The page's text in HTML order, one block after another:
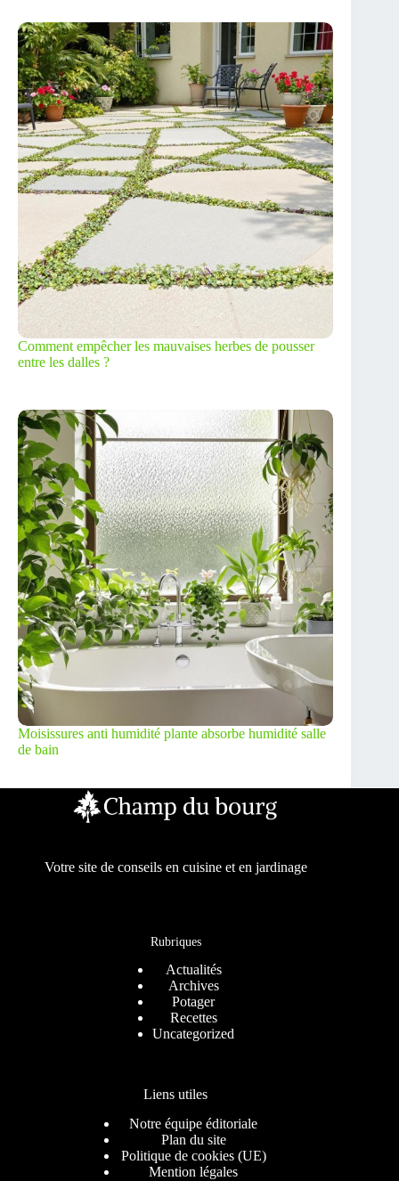
Comment empêcher les mauvaises herbes de pousser
entre les dalles ?
Moisissures anti humidité plante absorbe humidité salle
de bain
Votre site de conseils en cuisine et en jardinage
Rubriques
Actualités
Archives
Potager
Recettes
Uncategorized
Liens utiles
Notre équipe éditoriale
Plan du site
Politique de cookies (UE)
Mention légales